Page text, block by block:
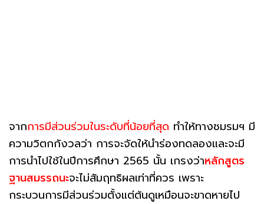
จากการมีส่วนร่วมในระดับที่น้อยที่สุด ทำให้ทางชมรมฯ มี
ความวิตกกังวลว่า การจะจัดให้นำร่องทดลองและจะมี
การนำไปใช้ในปีการศึกษา 2565 นั้น เกรงว่าหลักสูตร
ฐานสมรรถนะจะไม่สัมฤทธิผลเท่าที่ควร เพราะ
กระบวนการมีส่วนร่วมตั้งแต่ต้นดูเหมือนจะขาดหายไป